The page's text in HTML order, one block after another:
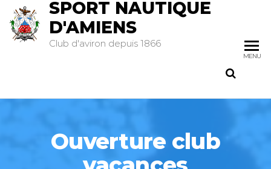
SPORT NAUTIQUE
D'AMIENS
Club d'aviron depuis 1866
MENU
Ouverture club